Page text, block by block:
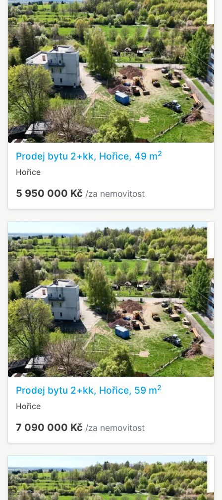
Prodej bytu 2+kk, Hořice, 49 m2
Hořice
5 950 000 Kč /za nemovitost
Prodej bytu 2+kk, Hořice, 59 m2
Hořice
7 090 000 Kč /za nemovitost